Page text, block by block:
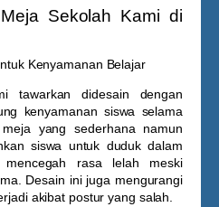
Sekolah Kami di
Kenyamanan Belajar
tawarkan didesain dengan
kenyamanan siswa selama
yang sederhana namun
siswa untuk duduk dalam
rasa lelah meski
Desain ini juga mengurangi
akibat postur yang salah.